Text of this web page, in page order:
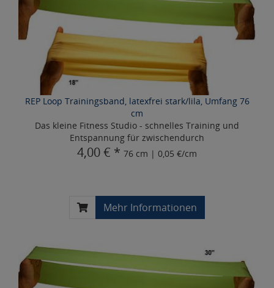
REP Loop Trainingsband, latexfrei stark/lila, Umfang 76
cm
Das kleine Fitness Studio - schnelles Training und
Entspannung für zwischendurch
4,00 € * 76 cm | 0,05 €/cm
Mehr Informationen